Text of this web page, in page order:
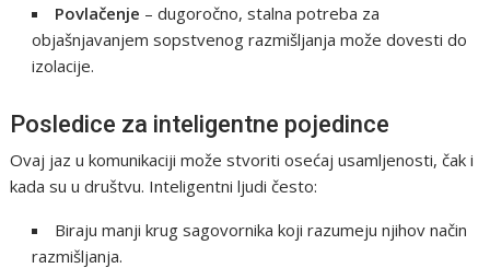
Povlačenje – dugoročno, stalna potreba za
objašnjavanjem sopstvenog razmišljanja može dovesti do
izolacije.
Posledice za inteligentne pojedince
Ovaj jaz u komunikaciji može stvoriti osećaj usamljenosti, čak i
kada su u društvu. Inteligentni ljudi često:
Biraju manji krug sagovornika koji razumeju njihov način
razmišljanja.